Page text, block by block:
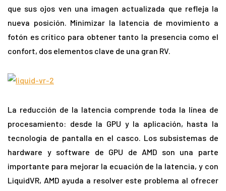
que sus ojos ven una imagen actualizada que refleja la
nueva posición. Minimizar la latencia de movimiento a
fotón es crítico para obtener tanto la presencia como el
confort, dos elementos clave de una gran RV.
La reducción de la latencia comprende toda la línea de
procesamiento: desde la GPU y la aplicación, hasta la
tecnología de pantalla en el casco. Los subsistemas de
hardware y software de GPU de AMD son una parte
importante para mejorar la ecuación de la latencia, y con
LiquidVR, AMD ayuda a resolver este problema al ofrecer